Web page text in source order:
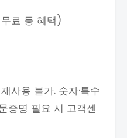
료 등 혜택)
사용 불가. 숫자·특수
증명 필요 시 고객센